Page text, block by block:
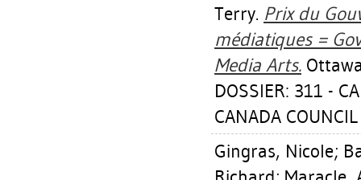
Terry. Prix du
médiatiques =
Media Arts.
DOSSIER: 311 -
CANADA
Gingras, Nicole;